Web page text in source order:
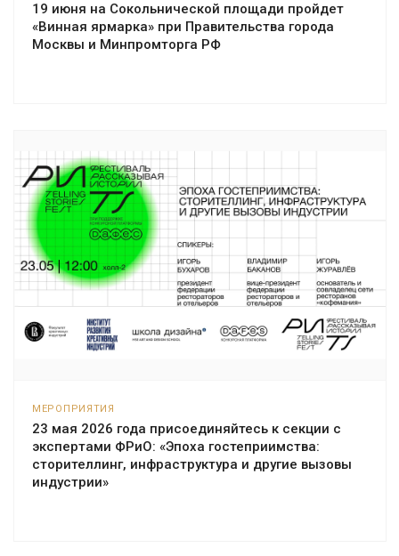
19 июня на Сокольнической площади пройдет
«Винная ярмарка» при Правительства города
Москвы и Минпромторга РФ
МЕРОПРИЯТИЯ
23 мая 2026 года присоединяйтесь к секции с
экспертами ФРиО: «Эпоха гостеприимства:
сторителлинг, инфраструктура и другие вызовы
индустрии»